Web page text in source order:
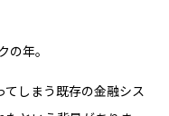
年。
てしまう既存の金融シス